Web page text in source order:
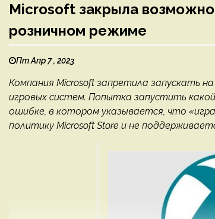
Microsoft закрыла
розничном режиме
Пт Апр 7 , 2023
Компания Microsoft запретила запускать
игровых систем. Попытка запустить
ошибке, в котором указывается, что
политику Microsoft Store и не